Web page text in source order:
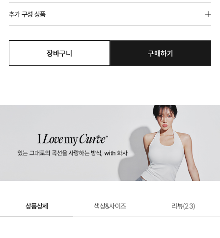
추가 구성 상품
장바구니 구매하기
상품상세 색상&사이즈 리뷰(23)